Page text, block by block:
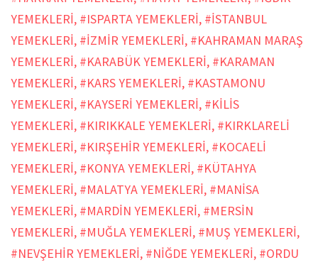
YEMEKLERİ, #ISPARTA YEMEKLERİ, #İSTANBUL
YEMEKLERİ, #İZMİR YEMEKLERİ, #KAHRAMAN MARAŞ
YEMEKLERİ, #KARABÜK YEMEKLERİ, #KARAMAN
YEMEKLERİ, #KARS YEMEKLERİ, #KASTAMONU
YEMEKLERİ, #KAYSERİ YEMEKLERİ, #KİLİS
YEMEKLERİ, #KIRIKKALE YEMEKLERİ, #KIRKLARELİ
YEMEKLERİ, #KIRŞEHİR YEMEKLERİ, #KOCAELİ
YEMEKLERİ, #KONYA YEMEKLERİ, #KÜTAHYA
YEMEKLERİ, #MALATYA YEMEKLERİ, #MANİSA
YEMEKLERİ, #MARDİN YEMEKLERİ, #MERSİN
YEMEKLERİ, #MUĞLA YEMEKLERİ, #MUŞ YEMEKLERİ,
#NEVŞEHİR YEMEKLERİ, #NİĞDE YEMEKLERİ, #ORDU